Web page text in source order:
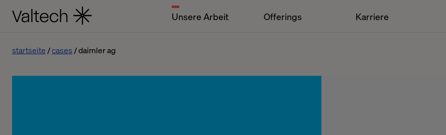
Unsere Arbeit Offerings Karriere
startseite cases daimler ag